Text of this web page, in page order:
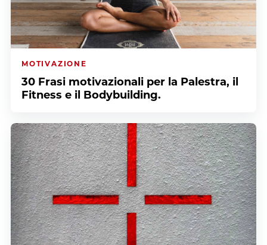
MOTIVAZIONE
30 Frasi motivazionali per la Palestra, il
Fitness e il Bodybuilding.